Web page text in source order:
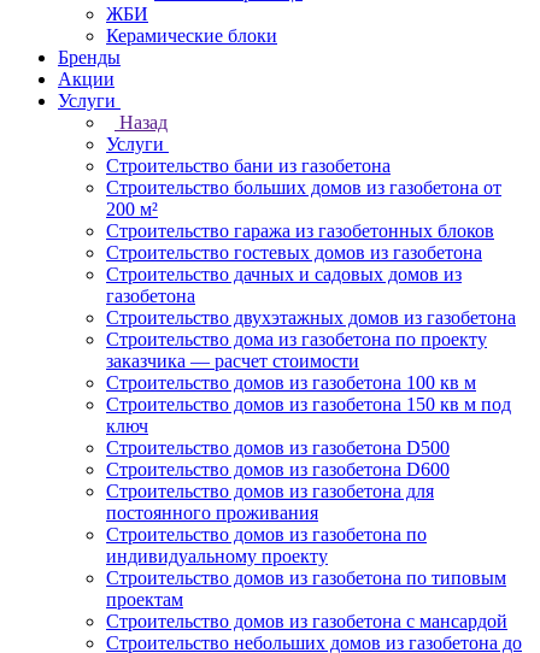
ЖБИ
Керамические блоки
Бренды
Акции
Услуги
Назад
Услуги
Строительство бани из газобетона
Строительство больших домов из газобетона от
200 м²
Строительство гаража из газобетонных блоков
Строительство гостевых домов из газобетона
Строительство дачных и садовых домов из
газобетона
Строительство двухэтажных домов из газобетона
Строительство дома из газобетона по проекту
заказчика — расчет стоимости
Строительство домов из газобетона 100 кв м
Строительство домов из газобетона 150 кв м под
ключ
Строительство домов из газобетона D500
Строительство домов из газобетона D600
Строительство домов из газобетона для
постоянного проживания
Строительство домов из газобетона по
индивидуальному проекту
Строительство домов из газобетона по типовым
проектам
Строительство домов из газобетона с мансардой
Строительство небольших домов из газобетона до